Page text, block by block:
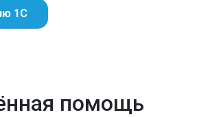
1С
помощь